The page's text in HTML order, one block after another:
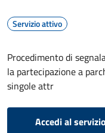
Servizio attivo
Procedimento di
la partecipazione a
singole attr
Accedi al servizio